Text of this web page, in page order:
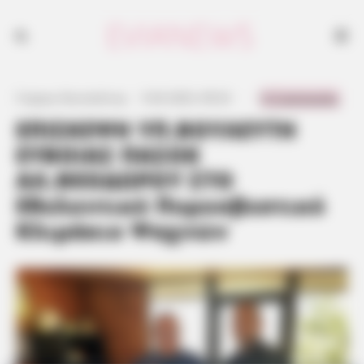
ΕΠΙΣΚΕΨΗ ΥΠ.ΒΟΥΛΕΥΤΗ
ΕΥΒΟΙΑΣ ΠΑΣΟΚ
ΑΛ.ΘΕΟΔΩΡΟΥ ΣΤΟ
Εθελοντικό Πυροσβεστικό
Κλιμάκιο Ψαχνών